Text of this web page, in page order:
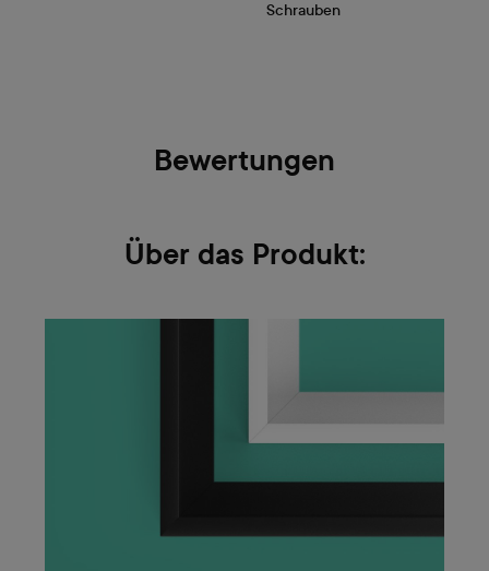
Schrauben
Bewertungen
Über das Produkt: